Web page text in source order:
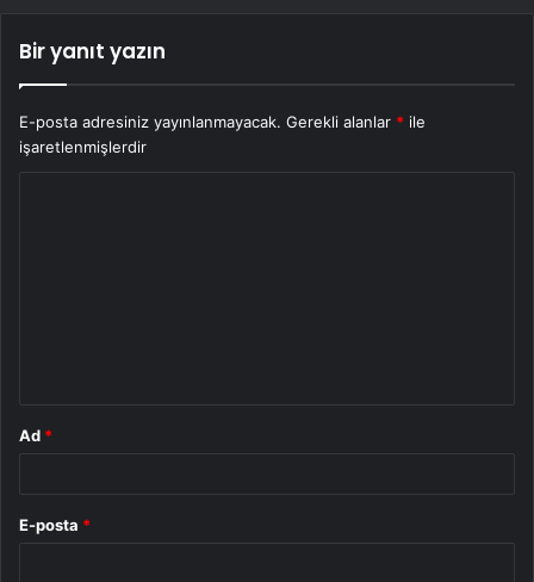
Bir yanıt yazın
E-posta adresiniz yayınlanmayacak. Gerekli alanlar * ile
işaretlenmişlerdir
Ad *
E-posta *